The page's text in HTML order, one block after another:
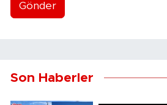
Gönder
Son Haberler